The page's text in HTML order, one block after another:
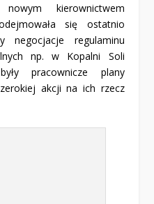
kierownictwem
się ostatnio
negocjacje regulaminu
np. w Kopalni Soli
pracownicze plany
akcji na ich rzecz